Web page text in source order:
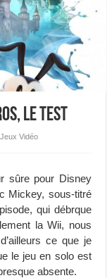
le test
Vidéo
sûre pour Disney
Mickey, sous-titré
qui débrque
la Wii, nous
ce que je
le jeu en solo est
absente.